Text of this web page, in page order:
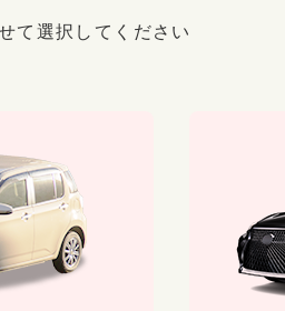
て選択してください